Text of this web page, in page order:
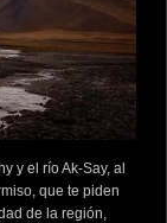
y el río Ak-Say, al
que te piden
de la región,